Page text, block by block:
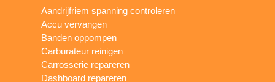
Aandrijfriem spanning controleren
Accu vervangen
Banden oppompen
Carburateur reinigen
Carrosserie repareren
Dashboard repareren